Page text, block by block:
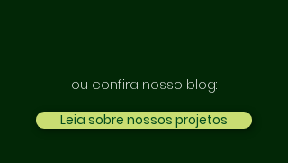
ou confira nosso blog:
Leia sobre nossos projetos